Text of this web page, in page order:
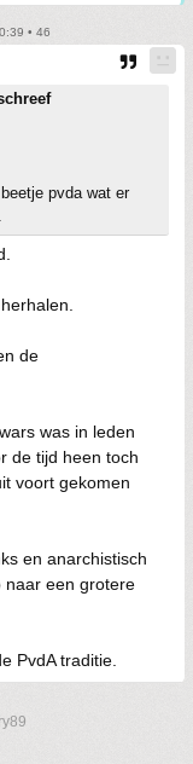
• 46
pvda wat er
de
was in leden
de tijd heen toch
voort gekomen
en anarchistisch
naar een grotere
PvdA traditie.